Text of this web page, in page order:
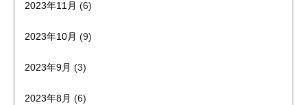
2023年11月 (6)
2023年10月 (9)
2023年9月 (3)
2023年8月 (6)